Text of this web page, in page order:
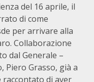
del 16 aprile, il
di come
per arrivare alla
Collaborazione
dal Generale –
Piero Grasso, già a
raccontato di aver